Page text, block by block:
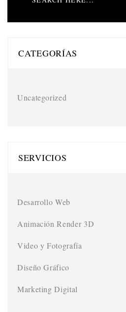
CATEGORÍAS
Uncategorized
SERVICIOS
Desarrollo Web
Animación Render 3D
Video y Fotografía
Diseño Gráfico
Marketing Digital